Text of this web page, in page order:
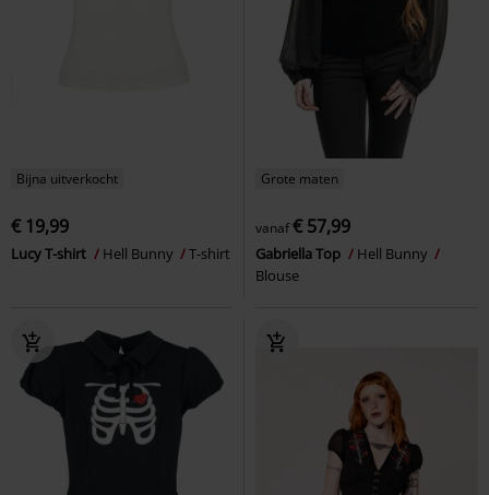
Bijna uitverkocht
€ 19,99
Lucy T-shirt Hell Bunny T-shirt
Grote maten
vanaf€ 57,99
Gabriella Top
Hell Bunny
Blouse